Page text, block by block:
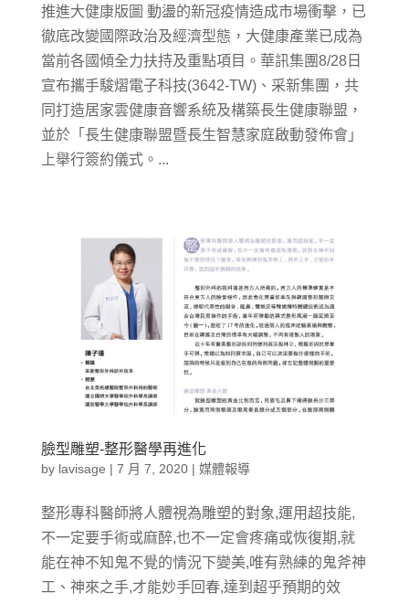
推進大健康版圖 動盪的新冠疫情造成市場衝擊，已
徹底改變國際政治及經濟型態，大健康產業已成為
當前各國傾全力扶持及重點項目。華訊集團8/28日
宣布攜手駿熠電子科技(3642-TW)、采新集團，共
同打造居家雲健康音響系統及構築長生健康聯盟，
並於「長生健康聯盟暨長生智慧家庭啟動發佈會」
上舉行簽約儀式。...
臉型雕塑-整形醫學再進化
by lavisage | 7 月 7, 2020| 媒體報導
整形專科醫師將人體視為雕塑的對象,運用超技能,
不一定要手術或麻醉,也不一定會疼痛或恢復期,就
能在神不知鬼不覺的情況下變美,唯有熟練的鬼斧神
工、神來之手,才能妙手回春,達到超乎預期的效